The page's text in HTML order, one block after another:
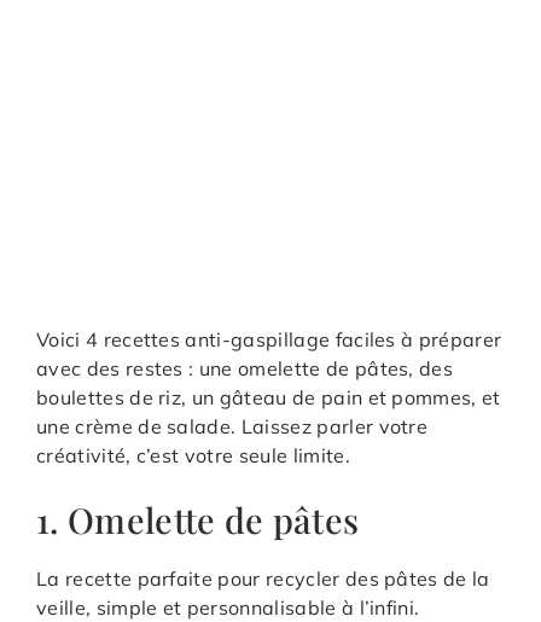
Voici 4 recettes anti-gaspillage faciles à préparer
avec des restes : une omelette de pâtes, des
boulettes de riz, un gâteau de pain et pommes, et
une crème de salade. Laissez parler votre
créativité, c’est votre seule limite.
1. Omelette de pâtes
La recette parfaite pour recycler des pâtes de la
veille, simple et personnalisable à l’infini.